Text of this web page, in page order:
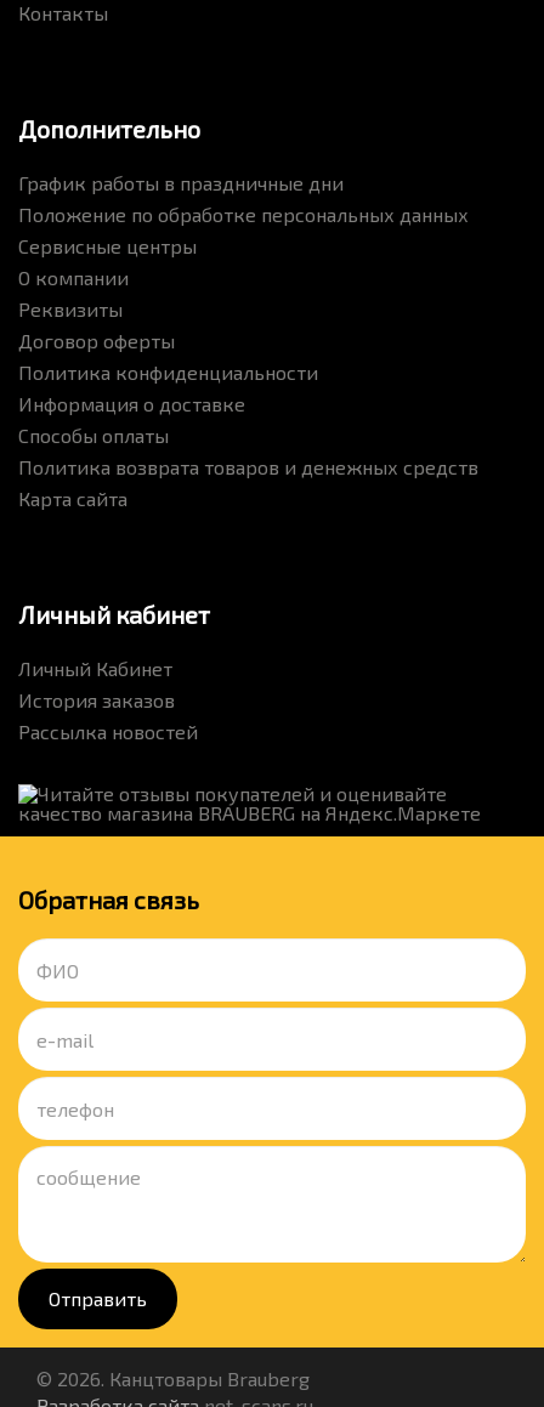
Контакты
Дополнительно
График работы в праздничные дни
Положение по обработке персональных данных
Сервисные центры
О компании
Реквизиты
Договор оферты
Политика конфиденциальности
Информация о доставке
Способы оплаты
Политика возврата товаров и денежных средств
Карта сайта
Личный кабинет
Личный Кабинет
История заказов
Рассылка новостей
Обратная связь
Отправить
© 2026. Канцтовары Brauberg